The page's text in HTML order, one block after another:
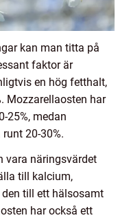
kan man titta på
faktor är
en hög fetthalt,
Mozzarellaosten har
25%, medan
20-30%.
vara näringsvärdet
till kalcium,
till ett hälsosamt
har också ett